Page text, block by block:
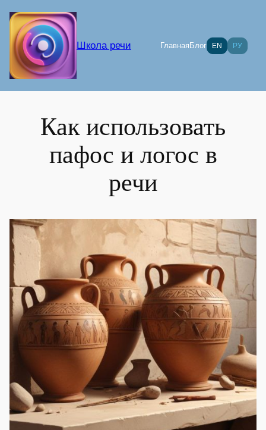
содержимому
Школа речи ГлавнаяБлог EN РУ
Как использовать
пафос и логос в
речи